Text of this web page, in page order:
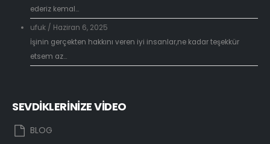
ederiz kemal...
ufuk/ Haziran 6, 2025
İşinin gerçekten hakkını veren iyi insanlar,ne kadar teşekkür
etsem az...
SEVDİKLERİNİZE VİDEO
BLOG